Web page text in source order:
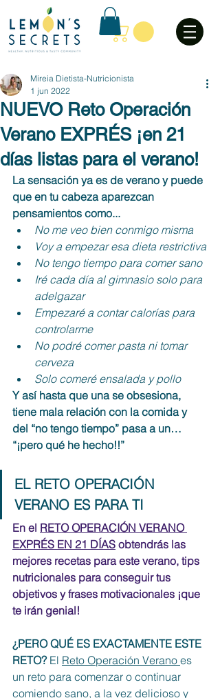
NUEVO Reto Operación
Verano EXPRÉS ¡en 21
días listas para el verano!
Mireia Dietista-Nutricionista
1 jun 2022
La sensación ya es de verano y puede
que en tu cabeza aparezcan
pensamientos como...
No me veo bien conmigo misma
Voy a empezar esa dieta restrictiva
No tengo tiempo para comer sano
Iré cada día al gimnasio solo para
adelgazar
Empezaré a contar calorías para
controlarme
No podré comer pasta ni tomar
cerveza
Solo comeré ensalada y pollo
Y así hasta que una se obsesiona,
tiene mala relación con la comida y
del “no tengo tiempo” pasa a un…
“¡pero qué he hecho!!”
EL RETO OPERACIÓN
VERANO ES PARA TI
En el RETO OPERACIÓN VERANO
EXPRÉS EN 21 DÍAS obtendrás las
mejores recetas para este verano, tips
nutricionales para conseguir tus
objetivos y frases motivacionales ¡que
te irán genial!
¿PERO QUÉ ES EXACTAMENTE ESTE
RETO? El Reto Operación Verano es
un reto para comenzar o continuar
comiendo sano, a la vez delicioso y